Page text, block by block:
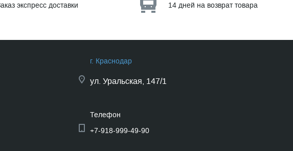
экспресс доставки 14 дней на возврат товара
г. Краснодар
ул. Уральская, 147/1
Телефон
+7-918-999-49-90